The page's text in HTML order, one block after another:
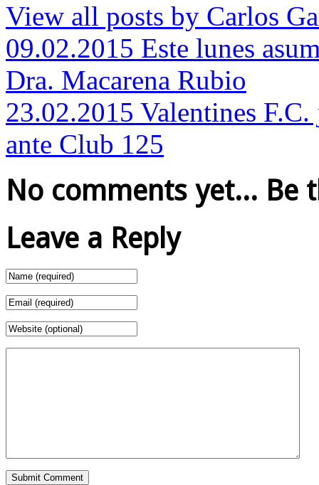
View all posts by Carlos
09.02.2015 Este lunes
Dra. Macarena Rubio
23.02.2015 Valentines
ante Club 125
No comments yet... Be
Leave a Reply